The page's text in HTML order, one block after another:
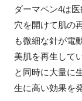
ダーマペン4は
穴を開けて肌の
も微細な針が電
美肌を再生して
と同時に大量に
生に高い効果を